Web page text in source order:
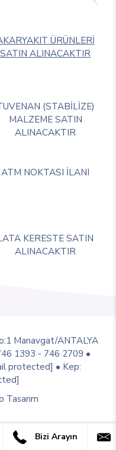
ÜRÜNLERİ
SATIN ALINACAKTIR
(STABİLİZE)
MALZEME SATIN
ALINACAKTIR
ATM NOKTASI İLANI
KERESTE SATIN
ALINACAKTIR
Manavgat/ANTALYA
1393 - 746 2709 •
protected] • Kep:
Bizi Arayın
Tasarım